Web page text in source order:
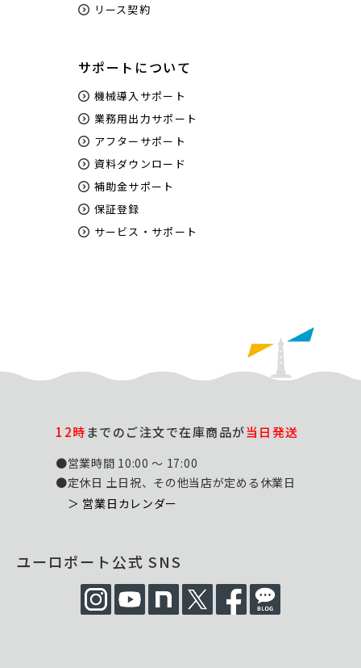
リース契約
サポートについて
機械導入サポート
業務用出力サポート
アフターサポート
資料ダウンロード
補助金サポート
保証登録
サービス・サポート
12時までのご注文で在庫商品が当日発送
●営業時間 10:00 ～ 17:00
●定休日 土日祝、その他当店が定める休業日
＞ 営業日カレンダー
ユーロポート公式 SNS